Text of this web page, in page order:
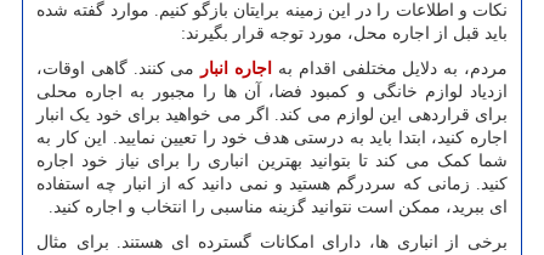
نکات و اطلاعات را در این زمینه برایتان بازگو کنیم. موارد گفته شده
باید قبل از اجاره محل، مورد توجه قرار بگیرند:
مردم، به دلایل مختلفی اقدام به
اجاره انبار
می کنند. گاهی اوقات،
ازدیاد لوازم خانگی و کمبود فضا، آن ها را مجبور به اجاره محلی
برای قراردهی این لوازم می کند. اگر می خواهید برای خود یک انبار
اجاره کنید، ابتدا باید به درستی هدف خود را تعیین نمایید. این کار به
شما کمک می کند تا بتوانید بهترین انباری را برای نیاز خود اجاره
کنید. زمانی که سردرگم هستید و نمی دانید که از انبار چه استفاده
ای ببرید، ممکن است نتوانید گزینه مناسبی را انتخاب و اجاره کنید.
برخی از انباری ها، دارای امکانات گسترده ای هستند. برای مثال